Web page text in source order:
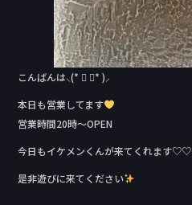
こんばんは⸜(* ॑ ॑* )⸝
本日も営業してます
営業時間20時〜OPEN
今日もイケメンくんが来てくれます♡♡
是非遊びに来てください